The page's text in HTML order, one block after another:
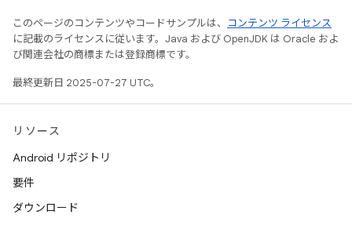
このページのコンテンツやコードサンプルは、
コンテンツ ライセンス
に記載のライセンスに従います。Java および OpenJDK は Oracle およ
び関連会社の商標または登録商標です。
最終更新日 2025-07-27 UTC。
リソース
Android リポジトリ
要件
ダウンロード